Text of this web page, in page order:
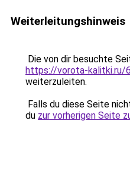
Weiterleitungshinweis
Die von dir besuchte
https://vorota-kalitki.ru/
weiterzuleiten.
Falls du diese Seite
du zur vorherigen Seite